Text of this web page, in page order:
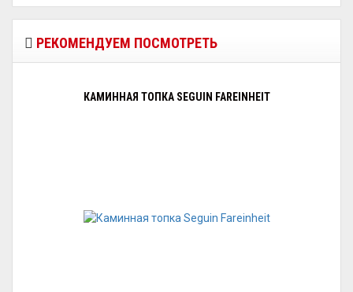
РЕКОМЕНДУЕМ ПОСМОТРЕТЬ
КАМИННАЯ ТОПКА SEGUIN FAREINHEIT